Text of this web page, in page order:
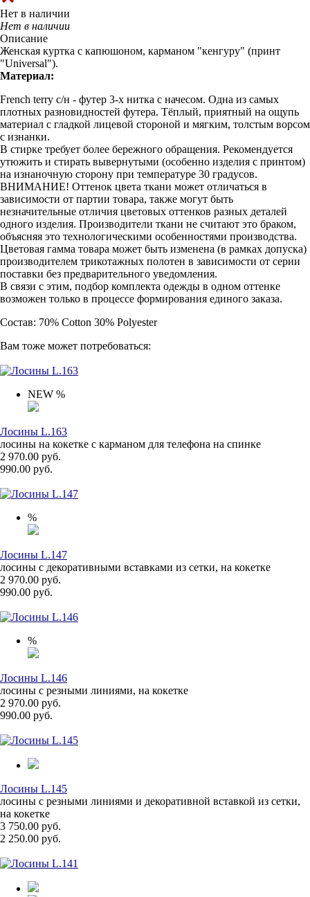
Нет в наличии
Нет в наличии
Описание
Женская куртка с капюшоном, карманом "кенгуру" (принт
"Universal").
Материал:
French terry с/н - футер 3-х нитка с начесом. Одна из самых
плотных разновидностей футера. Тёплый, приятный на ощупь
материал с гладкой лицевой стороной и мягким, толстым ворсом
с изнанки.
В стирке требует более бережного обращения. Рекомендуется
утюжить и стирать вывернутыми (особенно изделия с принтом)
на изнаночную сторону при температуре 30 градусов.
ВНИМАНИЕ! Оттенок цвета ткани может отличаться в
зависимости от партии товара, также могут быть
незначительные отличия цветовых оттенков разных деталей
одного изделия. Производители ткани не считают это браком,
объясняя это технологическими особенностями производства.
Цветовая гамма товара может быть изменена (в рамках допуска)
производителем трикотажных полотен в зависимости от серии
поставки без предварительного уведомления.
В связи с этим, подбор комплекта одежды в одном оттенке
возможен только в процессе формирования единого заказа.
Состав: 70% Cotton 30% Polyester
Вам тоже может потребоваться:
NEW %
Лосины L.163
лосины на кокетке с карманом для телефона на спинке
2 970.00 руб.
990.00 руб.
%
Лосины L.147
лосины с декоративными вставками из сетки, на кокетке
2 970.00 руб.
990.00 руб.
%
Лосины L.146
лосины с резными линиями, на кокетке
2 970.00 руб.
990.00 руб.
Лосины L.145
лосины с резными линиями и декоративной вставкой из сетки,
на кокетке
3 750.00 руб.
2 250.00 руб.